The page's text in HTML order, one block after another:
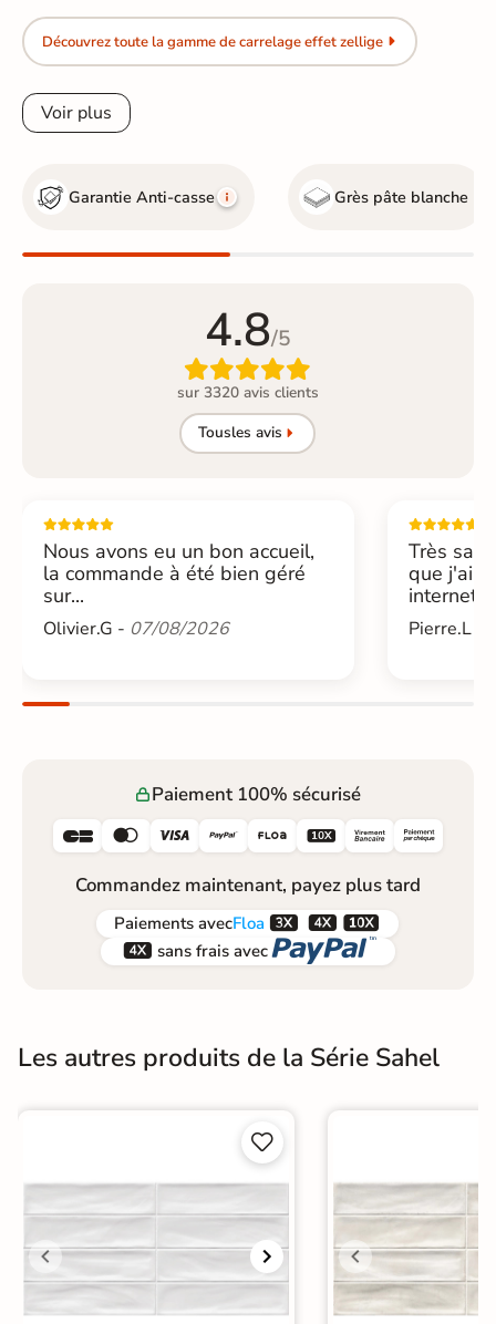
Découvrez toute la gamme de carrelage effet zellige
Voir plus
Garantie Anti-casse Grès pâte blanche
4.8/5

sur 3320 avis clients
Tousles avis
Nous avons eu un bon accueil,
la commande à été bien géré
sur...
Olivier.G - 07/08/2026
Très
que j'ai
internet....
Pierre.L -
Paiement 100% sécurisé
     
Commandez maintenant, payez plus tard
Paiements avecFloa  
 sans frais avec 
Les autres produits de la Série Sahel

